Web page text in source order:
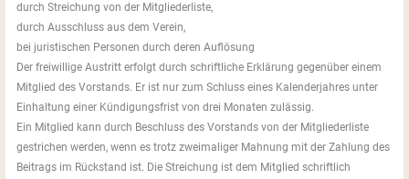
durch Streichung von der Mitgliederliste,
durch Ausschluss aus dem Verein,
bei juristischen Personen durch deren Auflösung
Der freiwillige Austritt erfolgt durch schriftliche Erklärung gegenüber einem
Mitglied des Vorstands. Er ist nur zum Schluss eines Kalenderjahres unter
Einhaltung einer Kündigungsfrist von drei Monaten zulässig.
Ein Mitglied kann durch Beschluss des Vorstands von der Mitgliederliste
gestrichen werden, wenn es trotz zweimaliger Mahnung mit der Zahlung des
Beitrags im Rückstand ist. Die Streichung ist dem Mitglied schriftlich